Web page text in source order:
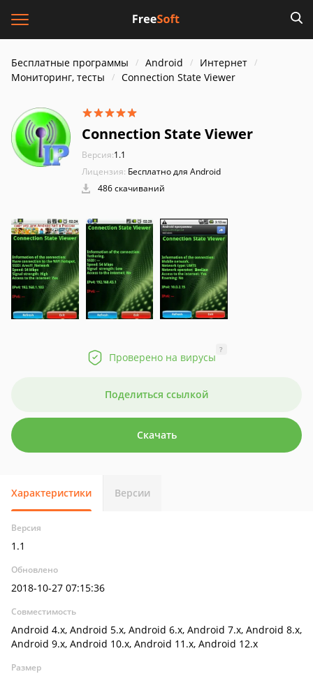
Бесплатные программы Android
Интернет
Мониторинг, тесты
Connection State Viewer
Connection State Viewer
Версия:1.1
Лицензия: Бесплатно для Android
486 скачиваний
Проверено на вирусы
?
Поделиться ссылкой
Скачать
Характеристики Версии
Версия
1.1
Обновлено
2018-10-27 07:15:36
Совместимость
Android 4.x, Android 5.x, Android 6.x, Android 7.x, Android 8.x,
Android 9.x, Android 10.x, Android 11.x, Android 12.x
Размер